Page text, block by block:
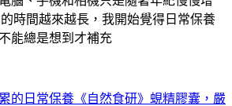
時間越來越長，我開始覺得日常保養
能總是想到才補充
的日常保養《自然食研》蜆精膠囊，嚴